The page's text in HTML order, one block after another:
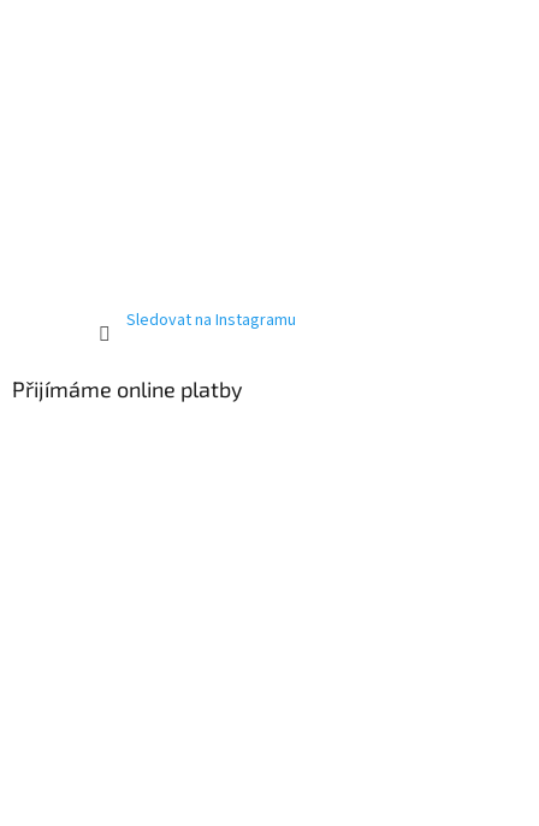
Sledovat na Instagramu
Přijímáme online platby